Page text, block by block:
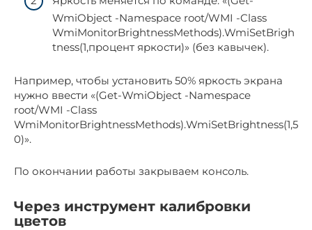
WmiObject -Namespace root/WMI -Class
WmiMonitorBrightnessMethods).WmiSetBrigh
tness(1,процент яркости)» (без кавычек).
Например, чтобы установить 50% яркость экрана
нужно ввести «(Get-WmiObject -Namespace
root/WMI -Class
WmiMonitorBrightnessMethods).WmiSetBrightness(1,5
0)».
По окончании работы закрываем консоль.
Через инструмент калибровки
цветов